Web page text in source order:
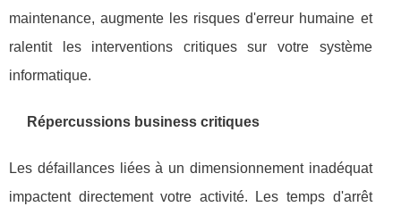
maintenance, augmente les risques d'erreur humaine et
ralentit les interventions critiques sur votre système
informatique.
Répercussions business critiques
Les défaillances liées à un dimensionnement inadéquat
impactent directement votre activité. Les temps d'arrêt